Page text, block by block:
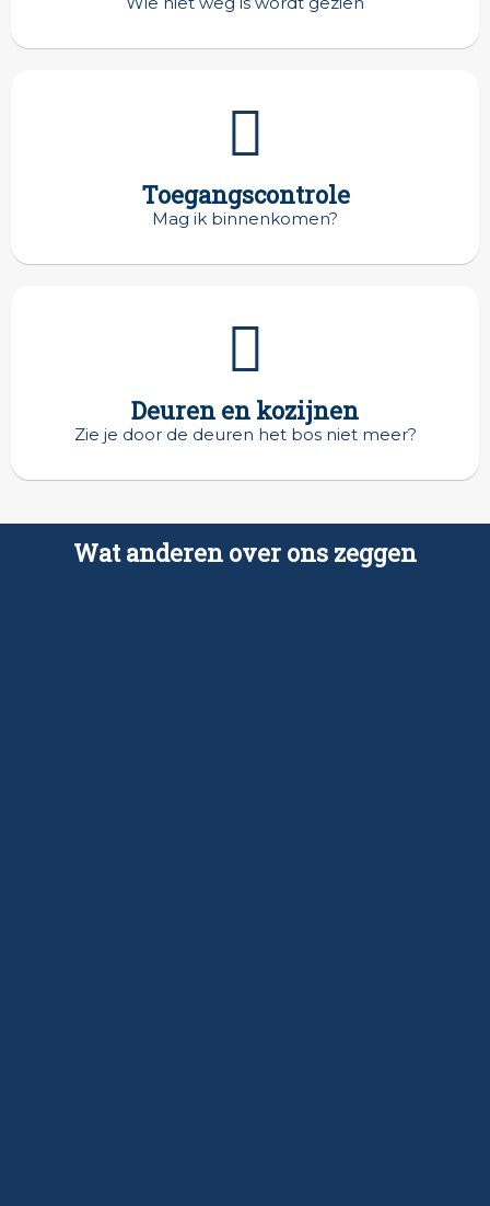
Toegangscontrole
Mag ik binnenkomen?
Deuren en kozijnen
Zie je door de deuren het bos niet meer?
Wat anderen over ons zeggen